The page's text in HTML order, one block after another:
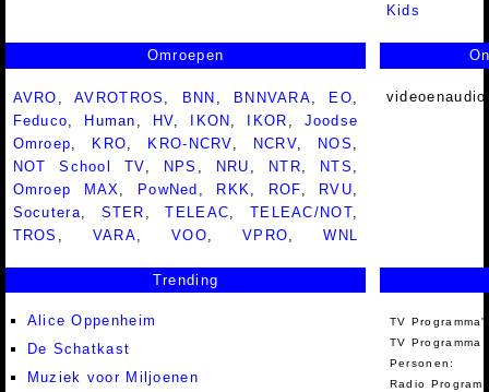
Kids
Omroepen
AVRO ,AVROTROS BNN BNNVARA EO
Feduco
Human HV IKON IKOR
Joodse
Omroep
KRO KRO-NCRV NCRV NOS
NOT School TV
NPS NRU NTR NTS
Omroep MAX
PowNed RKK ROF RVU
Socutera
STER ,TELEAC TELEAC/NOT
TROS
VARA ,VOO ,VPRO ,WNL
Trending
Alice Oppenheim
De Schatkast
Muziek voor Miljoenen
TV
TV Programma
Personen:
Radio